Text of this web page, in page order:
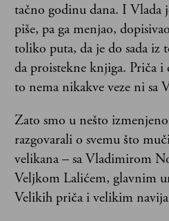
tačno godinu dana. I Vlada
piše, pa ga menjao,
toliko puta, da je do sada iz
da proistekne knjiga. Priča
to nema nikakve veze ni sa
Zato smo u nešto
razgovarali o svemu što
velikana – sa Vladimirom
Veljkom Lalićem, glavnim
Velikih priča i velikim